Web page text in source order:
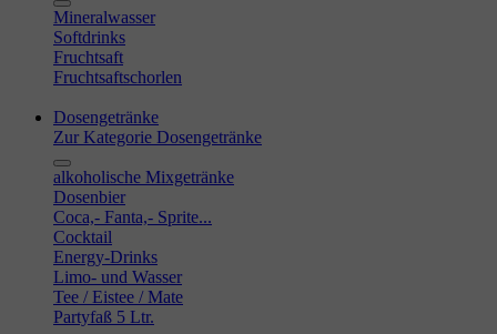
Mineralwasser
Softdrinks
Fruchtsaft
Fruchtsaftschorlen
Dosengetränke
Zur Kategorie Dosengetränke
alkoholische Mixgetränke
Dosenbier
Coca,- Fanta,- Sprite...
Cocktail
Energy-Drinks
Limo- und Wasser
Tee / Eistee / Mate
Partyfaß 5 Ltr.